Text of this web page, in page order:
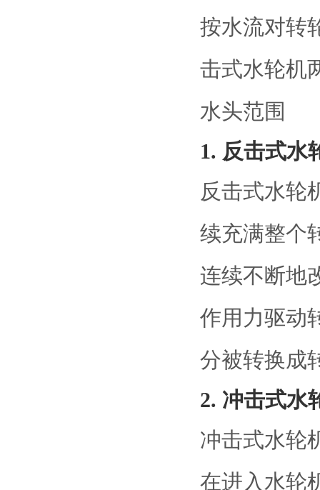
按水流对转
击式水轮机
水头范围
1. 反击式水
反击式水轮
续充满整个
连续不断地
作用力驱动
分被转换成
2. 冲击式水
冲击式水轮
在进入水轮